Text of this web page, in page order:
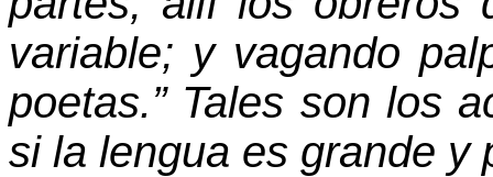
variable; y vagando
poetas.” Tales son los
si la lengua es grande y